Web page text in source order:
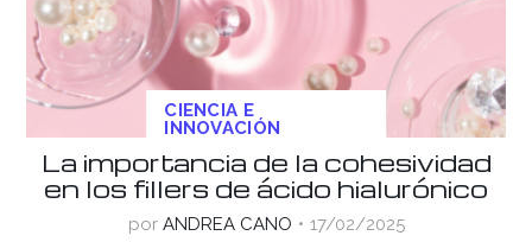
CIENCIA E
INNOVACIÓN
La importancia de la cohesividad
en los fillers de ácido hialurónico
por ANDREA CANO 17/02/2025